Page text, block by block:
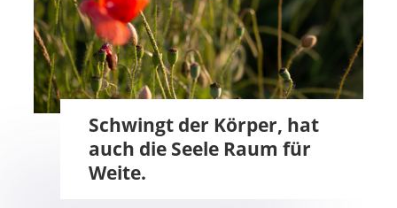
Schwingt der Körper, hat
auch die Seele Raum für
Weite.